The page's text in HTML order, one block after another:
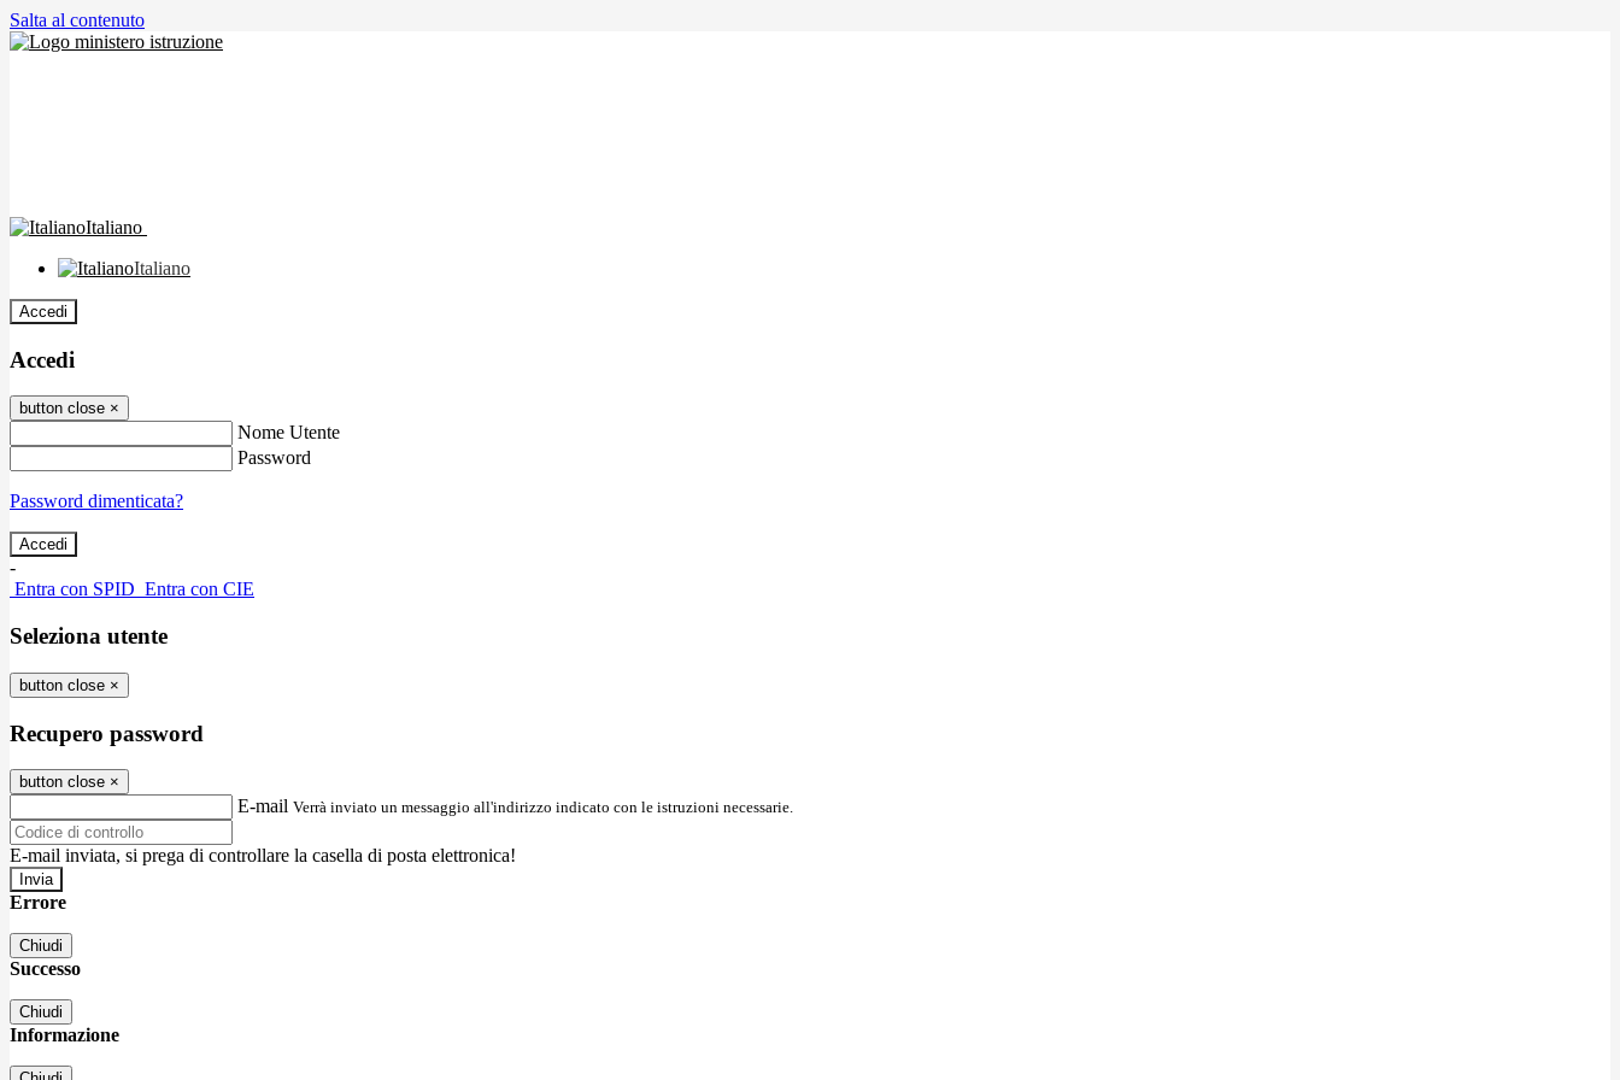
Salta al contenuto
Italiano
Italiano
Accedi
Accedi
button close ×
Nome Utente
Password
Password dimenticata?
-
Entra con SPID Entra con CIE
Seleziona utente
button close ×
Recupero password
button close ×
E-mail Verrà inviato un messaggio all'indirizzo indicato con le istruzioni necessarie.
E-mail inviata, si prega di controllare la casella di posta elettronica!
Errore
Chiudi
Successo
Chiudi
Informazione